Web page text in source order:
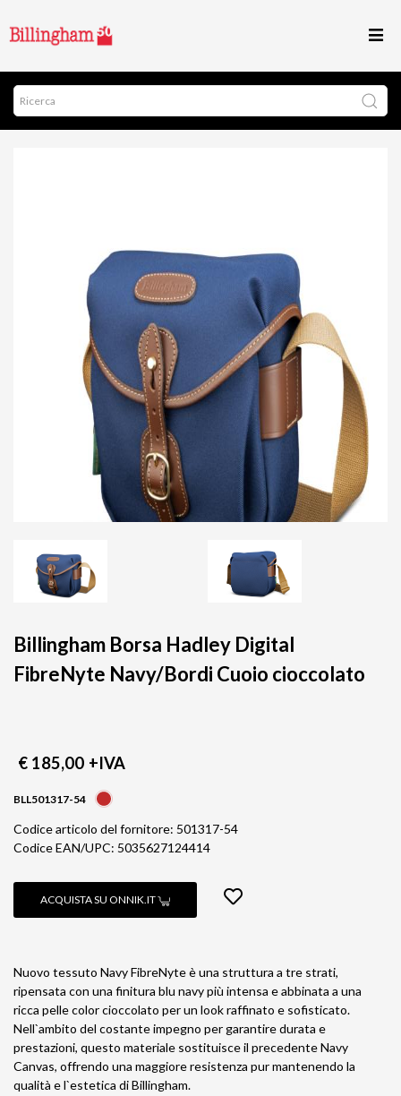
Billingham Borsa Hadley Digital
FibreNyte Navy/Bordi Cuoio cioccolato
€ 185,00 +IVA
BLL501317-54
Codice articolo del fornitore: 501317-54
Codice EAN/UPC: 5035627124414
ACQUISTA SU ONNIK.IT
Nuovo tessuto Navy FibreNyte è una struttura a tre strati,
ripensata con una finitura blu navy più intensa e abbinata a una
ricca pelle color cioccolato per un look raffinato e sofisticato.
Nell`ambito del costante impegno per garantire durata e
prestazioni, questo materiale sostituisce il precedente Navy
Canvas, offrendo una maggiore resistenza pur mantenendo la
qualità e l`estetica di Billingham.